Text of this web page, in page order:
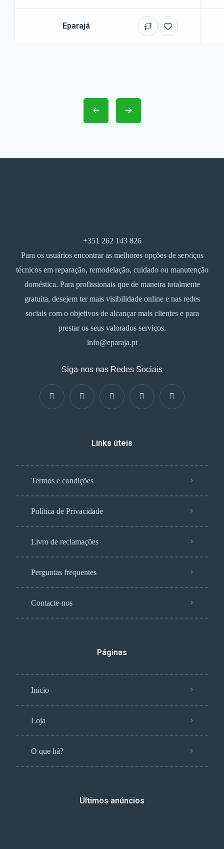
Eparajá
+351 262 143 826
Para os usuários encontrar as melhores opções de serviços
técnicos em reparação, remodelação, cuidado ou manutenção
doméstica. Para profissionais que de maneira totalmente
gratuita, desejem ter mais visibilidade online e nas redes
sociais com o objetivos de alcançar mais clientes e para
prestar os seus valorados serviços.
info@eparaja.pt
Siga-nos nas Redes Sociais
Links úteis
Termos e condições
Política de Privacidade
Livro de reclamações
Perguntas frequentes
Contacte-nos
Páginas
Inicio
Loja
O que há?
Últimos anúncios